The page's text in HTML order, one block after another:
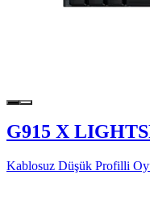
G915 X
Kablosuz Düşük Profilli